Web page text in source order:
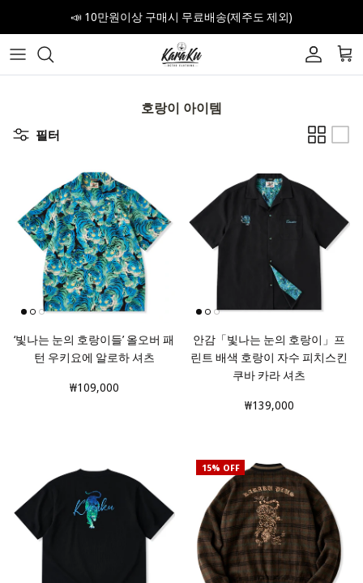
내용으로 건너뛰기📣 10만원이상 구매시 무료배송(제주도 제외)
계정 장
호랑이 아이템
필터
‘빛나는 눈의 호랑이들’ 올오버 패
턴 우키요에 알로하 셔츠
₩109,000
안감「빛나는 눈의 호랑이」프
린트 배색 호랑이 자수 피치스킨
쿠바 카라 셔츠
₩139,000
15% OFF